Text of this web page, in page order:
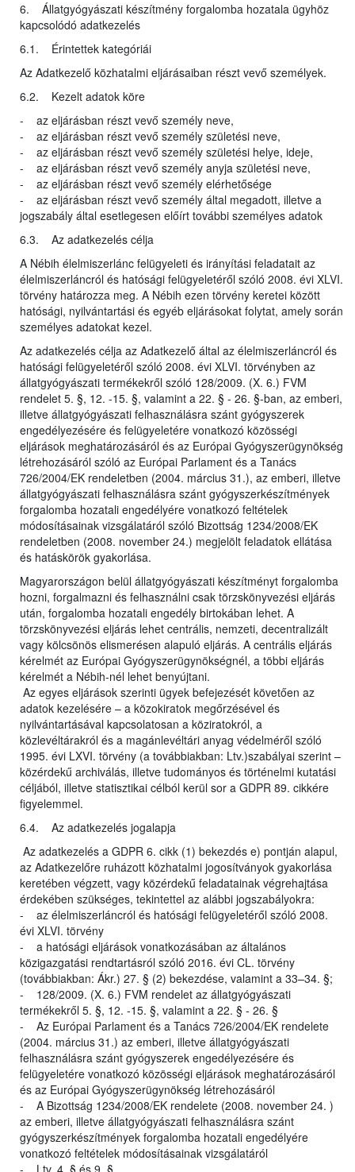
6. Állatgyógyászati készítmény forgalomba hozatala ügyhöz
kapcsolódó adatkezelés
6.1. Érintettek kategóriái
Az Adatkezelő közhatalmi eljárásaiban részt vevő személyek.
6.2. Kezelt adatok köre
- az eljárásban részt vevő személy neve,
- az eljárásban részt vevő személy születési neve,
- az eljárásban részt vevő személy születési helye, ideje,
- az eljárásban részt vevő személy anyja születési neve,
- az eljárásban részt vevő személy elérhetősége
- az eljárásban részt vevő személy által megadott, illetve a
jogszabály által esetlegesen előírt további személyes adatok
6.3. Az adatkezelés célja
A Nébih élelmiszerlánc felügyeleti és irányítási feladatait az
élelmiszerláncról és hatósági felügyeletéről szóló 2008. évi XLVI.
törvény határozza meg. A Nébih ezen törvény keretei között
hatósági, nyilvántartási és egyéb eljárásokat folytat, amely során
személyes adatokat kezel.
Az adatkezelés célja az Adatkezelő által az élelmiszerláncról és
hatósági felügyeletéről szóló 2008. évi XLVI. törvényben az
állatgyógyászati termékekről szóló 128/2009. (X. 6.) FVM
rendelet 5. §, 12. -15. §, valamint a 22. § - 26. §-ban, az emberi,
illetve állatgyógyászati felhasználásra szánt gyógyszerek
engedélyezésére és felügyeletére vonatkozó közösségi
eljárások meghatározásáról és az Európai Gyógyszerügynökség
létrehozásáról szóló az Európai Parlament és a Tanács
726/2004/EK rendeletben (2004. március 31.), az emberi, illetve
állatgyógyászati felhasználásra szánt gyógyszerkészítmények
forgalomba hozatali engedélyére vonatkozó feltételek
módosításainak vizsgálatáról szóló Bizottság 1234/2008/EK
rendeletben (2008. november 24.) megjelölt feladatok ellátása
és hatáskörök gyakorlása.
Magyarországon belül állatgyógyászati készítményt forgalomba
hozni, forgalmazni és felhasználni csak törzskönyvezési eljárás
után, forgalomba hozatali engedély birtokában lehet. A
törzskönyvezési eljárás lehet centrális, nemzeti, decentralizált
vagy kölcsönös elismerésen alapuló eljárás. A centrális eljárás
kérelmét az Európai Gyógyszerügynökségnél, a többi eljárás
kérelmét a Nébih-nél lehet benyújtani.
Az egyes eljárások szerinti ügyek befejezését követően az
adatok kezelésére – a közokiratok megőrzésével és
nyilvántartásával kapcsolatosan a köziratokról, a
közlevéltárakról és a magánlevéltári anyag védelméről szóló
1995. évi LXVI. törvény (a továbbiakban: Ltv.)szabályai szerint –
közérdekű archiválás, illetve tudományos és történelmi kutatási
céljából, illetve statisztikai célból kerül sor a GDPR 89. cikkére
figyelemmel.
6.4. Az adatkezelés jogalapja
Az adatkezelés a GDPR 6. cikk (1) bekezdés e) pontján alapul,
az Adatkezelőre ruházott közhatalmi jogosítványok gyakorlása
keretében végzett, vagy közérdekű feladatainak végrehajtása
érdekében szükséges, tekintettel az alábbi jogszabályokra:
- az élelmiszerláncról és hatósági felügyeletéről szóló 2008.
évi XLVI. törvény
- a hatósági eljárások vonatkozásában az általános
közigazgatási rendtartásról szóló 2016. évi CL. törvény
(továbbiakban: Ákr.) 27. § (2) bekezdése, valamint a 33–34. §;
- 128/2009. (X. 6.) FVM rendelet az állatgyógyászati
termékekről 5. §, 12. -15. §, valamint a 22. § - 26. §
- Az Európai Parlament és a Tanács 726/2004/EK rendelete
(2004. március 31.) az emberi, illetve állatgyógyászati
felhasználásra szánt gyógyszerek engedélyezésére és
felügyeletére vonatkozó közösségi eljárások meghatározásáról
és az Európai Gyógyszerügynökség létrehozásáról
- A Bizottság 1234/2008/EK rendelete (2008. november 24. )
az emberi, illetve állatgyógyászati felhasználásra szánt
gyógyszerkészítmények forgalomba hozatali engedélyére
vonatkozó feltételek módosításainak vizsgálatáról